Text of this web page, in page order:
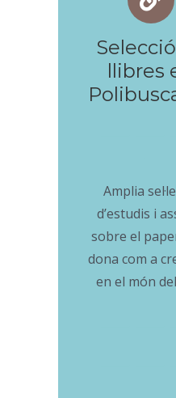
llibres
Amplia
d’estudis i
sobre el
dona com a
en el món